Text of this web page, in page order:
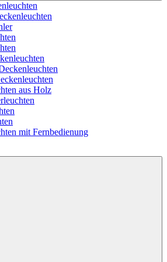
aus Holz
mit Fernbedienung